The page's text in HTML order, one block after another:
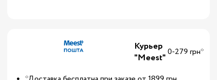
Курьер
"Meest"0-279 грн*